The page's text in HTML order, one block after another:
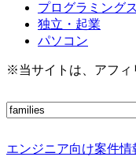
プログラミング
独立・起業
パソコン
※当サイトは、アフィ
エンジニア向け案件情